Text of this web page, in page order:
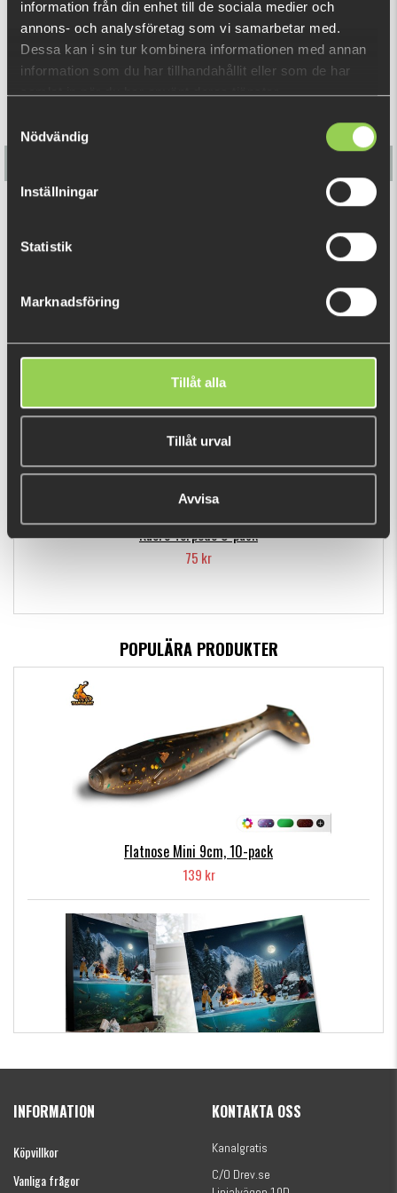
information från din enhet till de sociala medier och
annons- och analysföretag som vi samarbetar med.
Dessa kan i sin tur kombinera informationen med annan
information som du har tillhandahållit eller som de har
samlat in när du har använt deras tjänster.
Nödvändig
Inställningar
Statistik
Marknadsföring
Tillåt alla
Tillåt urval
Avvisa
REKOMMENDERADE PRODUKTER
Kuore Torpedo 3-pack
75 kr
POPULÄRA PRODUKTER
Flatnose Mini 9cm, 10-pack
139 kr
(julkalender)
INFORMATION
Köpvillkor
Vanliga frågor
KONTAKTA OSS
Kanalgratis
C/O Drev.se